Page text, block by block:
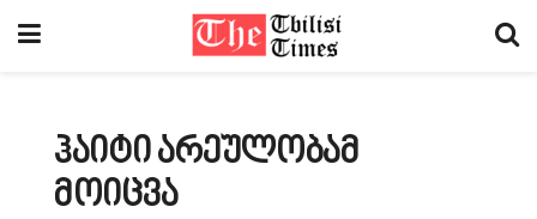
ჰაიტი არეულობამ
მოიცვა